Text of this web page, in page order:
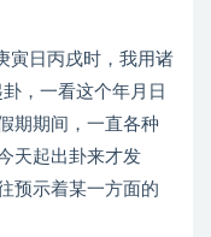
寅日丙戌时，我用诸
，一看这个年月日
期期间，一直各种
天起出卦来才发
预示着某一方面的